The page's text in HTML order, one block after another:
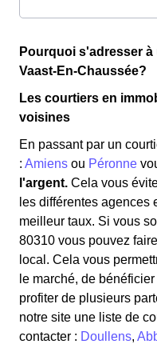
Pourquoi s'adresser
Vaast-En-Chaussée?
Les courtiers en
voisines
En passant par un
: Amiens ou Péronne
l'argent. Cela vous
les différentes agences
meilleur taux. Si vous
80310 vous pouvez
local. Cela vous
le marché, de
profiter de plusieurs
notre site une liste de
contacter : Doullens,